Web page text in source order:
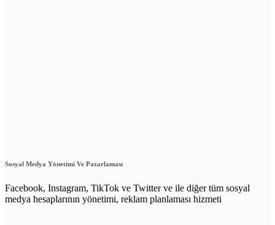
Sosyal Medya Yönetimi Ve Pazarlaması
Facebook, Instagram, TikTok ve Twitter ve ile diğer tüm sosyal
medya hesaplarının yönetimi, reklam planlaması hizmeti